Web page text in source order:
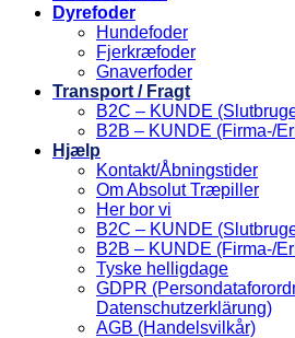
Dyrefoder
Hundefoder
Fjerkræfoder
Gnaverfoder
Transport / Fragt
B2C – KUNDE
B2B – KUNDE (Firma-/
Hjælp
Kontakt/Åbningstider
Om Absolut Træpiller
Her bor vi
B2C – KUNDE
B2B – KUNDE (Firma-/
Tyske helligdage
GDPR
Datenschutzerklärung)
AGB (Handelsvilkår)